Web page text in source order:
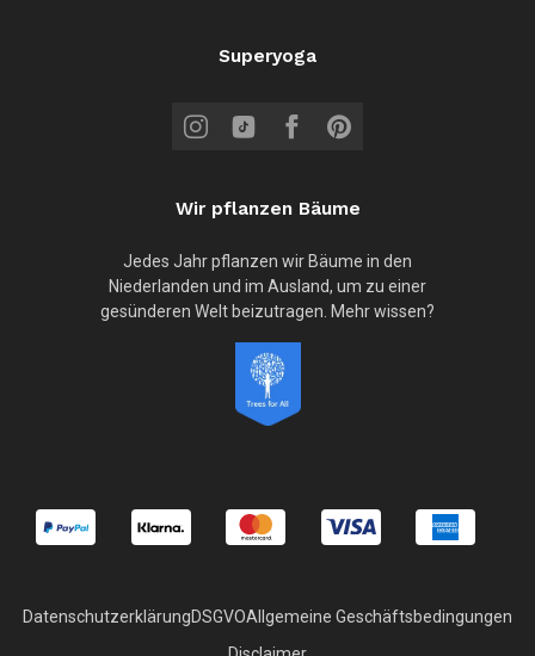
Superyoga
Wir pflanzen Bäume
Jedes Jahr pflanzen wir Bäume in den
Niederlanden und im Ausland, um zu einer
gesünderen Welt beizutragen. Mehr wissen?
DatenschutzerklärungDSGVOAllgemeine Geschäftsbedingungen